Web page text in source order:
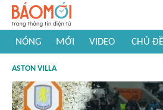
NÓNG MỚI VIDEO CHỦ ĐỀ
#Khám phá thế giới
ASTON VILLA